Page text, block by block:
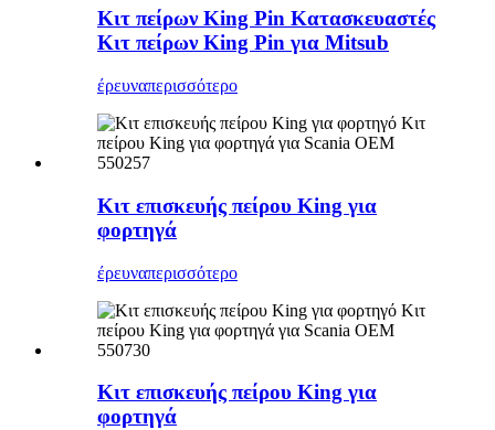
Κιτ πείρων King Pin Κατασκευαστές
Κιτ πείρων King Pin για Mitsub
έρευναπερισσότερο
Κιτ επισκευής πείρου King για
φορτηγά
έρευναπερισσότερο
Κιτ επισκευής πείρου King για
φορτηγά